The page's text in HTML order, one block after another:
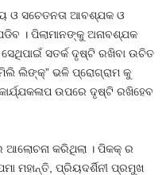
ଓ ସଚେତନତା ଆବଶ୍ଯକ ଓ
। ପିଲାମାନଙ୍କୁ ଅନାବଶ୍ଯକ
ସେଥିପାଇଁ ସତର୍କ ଦୃଷ୍ଟି ରଖିବା ଉଚିତ
ଲିଙ୍କ୍‍” ଭଳି ପ୍ରୋଗ୍ରାମ କୁ
ଉପରେ ଦୃଷ୍ଟି ରଖିହେବ
କରିଥିଲା । ପିକକ୍‍ ର
ମହାନ୍ତି, ପ୍ରିୟଦର୍ଶିନୀ ପ୍ରମୁଖ